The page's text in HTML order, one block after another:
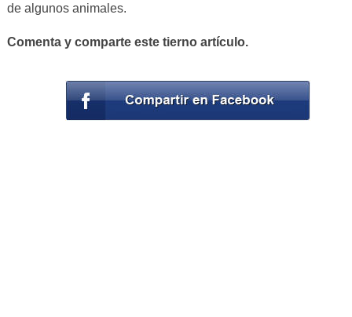
de algunos animales.
Comenta y comparte este tierno artículo.